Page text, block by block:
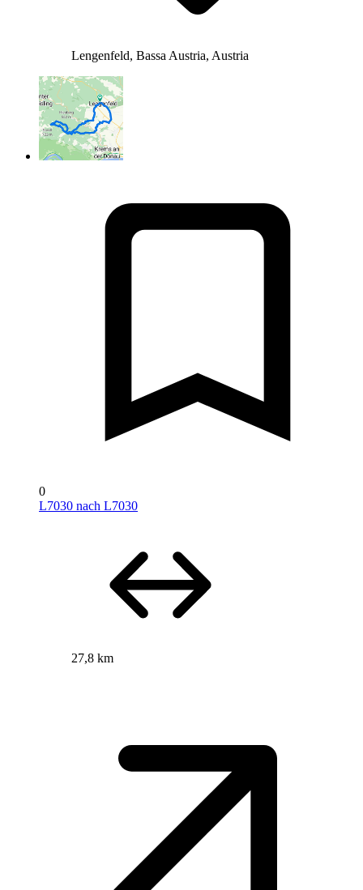
Lengenfeld, Bassa Austria, Austria
0
L7030 nach L7030
27,8 km